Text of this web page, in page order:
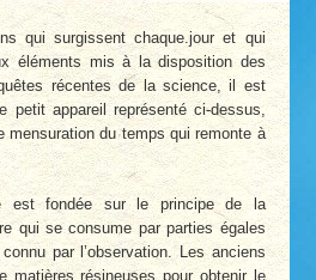
qui surgissent chaque.jour et qui
éléments mis à la disposition des
récentes de la science, il est
petit appareil représenté ci-dessus,
mensuration du temps qui remonte à
est fondée sur le principe de la
qui se consume par parties égales
par l’observation. Les anciens
matières résineuses pour obtenir le